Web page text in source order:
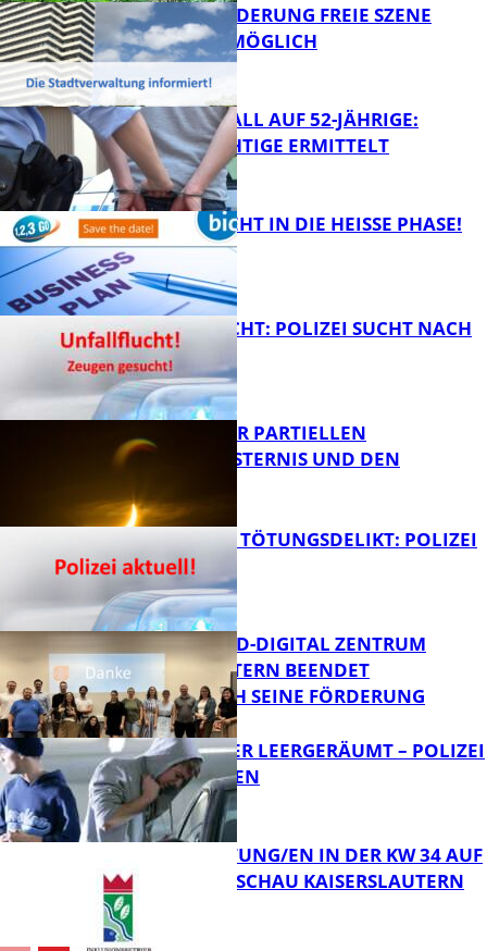
FB News
FB Kultur
PROJEKTFÖRDERUNG FREIE SZENE
WEITERHIN MÖGLICH
FB News
RAUBÜBERFALL AUF 52-JÄHRIGE:
TATVERDÄCHTIGE ERMITTELT
1,2,3 GO® GEHT IN DIE HEISSE PHASE!
UNFALLFLUCHT: POLIZEI SUCHT NACH
ZEUGEN
VORTRAG ZUR PARTIELLEN
SONNENFINSTERNIS UND DEN
PERSEIDEN
FB News
VERSUCHTES TÖTUNGSDELIKT: POLIZEI
ERMITTELT
FB News
MITTELSTAND-DIGITAL ZENTRUM
KAISERSLAUTERN BEENDET
ERFOLGREICH SEINE FÖRDERUNG
TRANSPORTER LEERGERÄUMT – POLIZEI
SUCHT ZEUGEN
VERANSTALTUNG/EN IN DER KW 34 AUF
DER GARTENSCHAU KAISERSLAUTERN